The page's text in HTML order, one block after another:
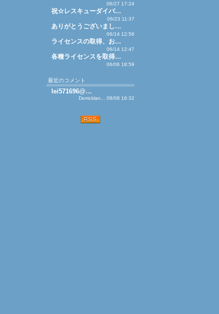
06/27 17:24
祝☆レスキューダイバ…
06/23 11:37
ありがとうございまし…
06/14 12:56
ライセンスの取得、お…
06/14 12:47
各種ライセンスを取得…
06/06 18:59
最近のコメント
lei571696@…
Derricklan... 08/08 16:32